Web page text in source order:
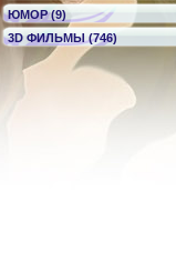
ЮМОР (9)
3D ФИЛЬМЫ (746)